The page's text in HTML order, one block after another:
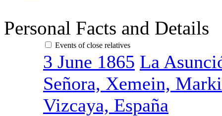
Personal Facts and Details
Events of close relatives
3 June 1865 La
Señora, Xemein,
Vizcaya, España